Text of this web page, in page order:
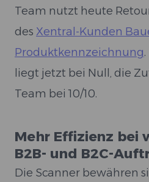
Team nutzt heute
des Xentral-Kunden
Produktkennzeichnung
liegt jetzt bei Null, die
Team bei 10/10.
Mehr Effizienz bei
B2B- und B2C-
Die Scanner bewähren